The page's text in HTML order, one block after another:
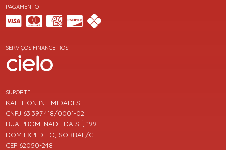
PAGAMENTO
SERVIÇOS FINANCEIROS
SUPORTE
KALLIFON INTIMIDADES
CNPJ 63.397.418/0001-02
RUA PROMENADE DA SÉ, 199
DOM EXPEDITO, SOBRAL/CE
CEP 62050-248